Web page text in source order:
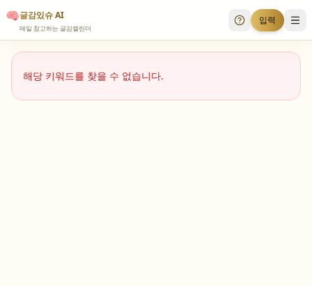
🧠글감있슈 AI
매일 참고하는 글감캘린더 투표 안내
입력 메
해당 키워드를 찾을 수 없습니다.